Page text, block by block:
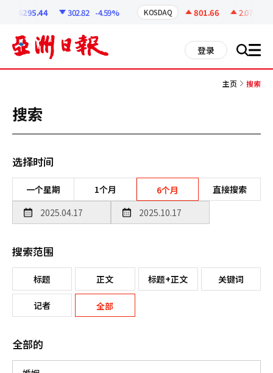
6295.44 302.82 -4.59% KOSDAQ 801.66 2.07
登录 搜 all
主页 搜索
搜索
选择时间
一个星期 1个月 6个月 直接搜索
搜索范围
标题 正文 标题+正文 关键词
记者 全部
全部的